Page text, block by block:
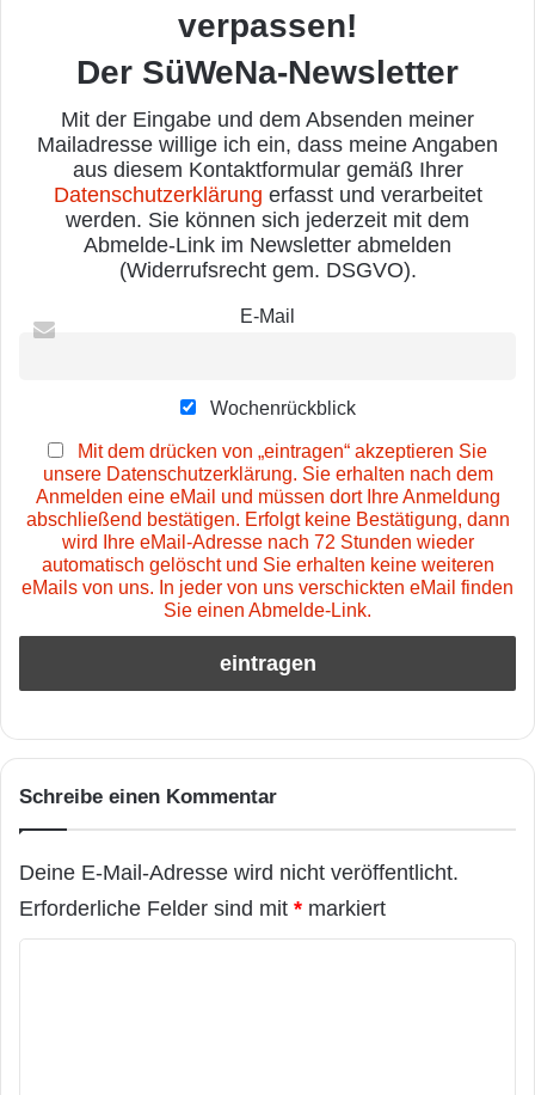
verpassen!
Der SüWeNa-Newsletter
Mit der Eingabe und dem Absenden meiner
Mailadresse willige ich ein, dass meine Angaben
aus diesem Kontaktformular gemäß Ihrer
Datenschutzerklärung erfasst und verarbeitet
werden. Sie können sich jederzeit mit dem
Abmelde-Link im Newsletter abmelden
(Widerrufsrecht gem. DSGVO).
E-Mail
Wochenrückblick
Mit dem drücken von „eintragen“ akzeptieren Sie
unsere Datenschutzerklärung. Sie erhalten nach dem
Anmelden eine eMail und müssen dort Ihre Anmeldung
abschließend bestätigen. Erfolgt keine Bestätigung, dann
wird Ihre eMail-Adresse nach 72 Stunden wieder
automatisch gelöscht und Sie erhalten keine weiteren
eMails von uns. In jeder von uns verschickten eMail finden
Sie einen Abmelde-Link.
Schreibe einen Kommentar
Deine E-Mail-Adresse wird nicht veröffentlicht.
Erforderliche Felder sind mit * markiert